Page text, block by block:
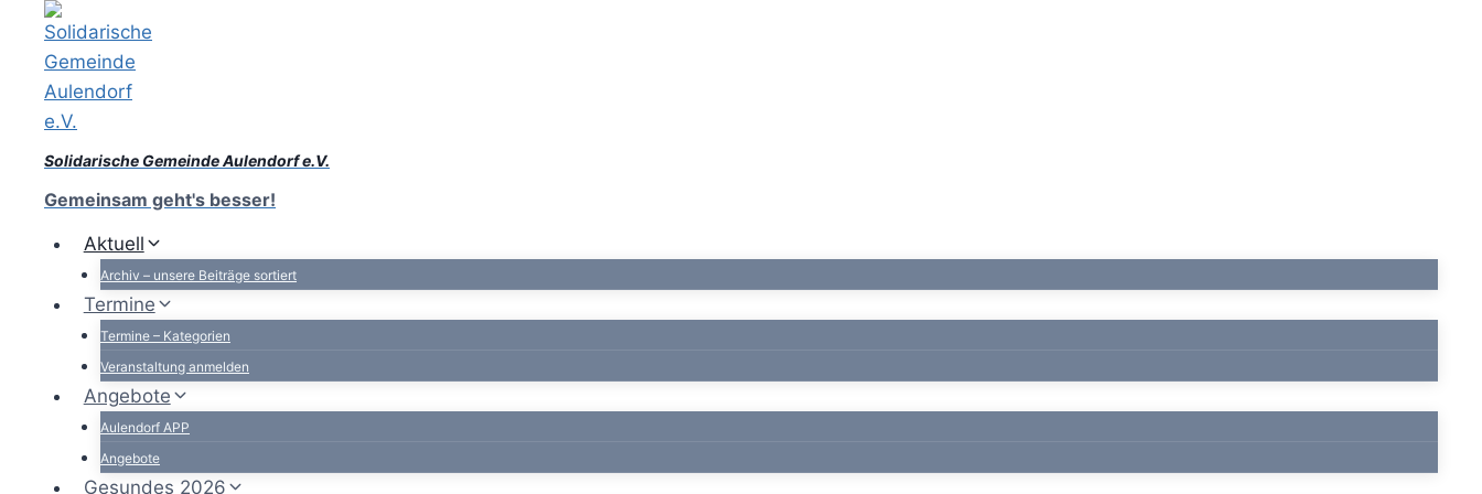
Inhalt
springen
Solidarische Gemeinde Aulendorf e.V.
Gemeinsam geht's besser!
Aktuell
Archiv – unsere Beiträge sortiert
Termine
Termine – Kategorien
Veranstaltung anmelden
Angebote
Aulendorf APP
Angebote
Gesundes 2026